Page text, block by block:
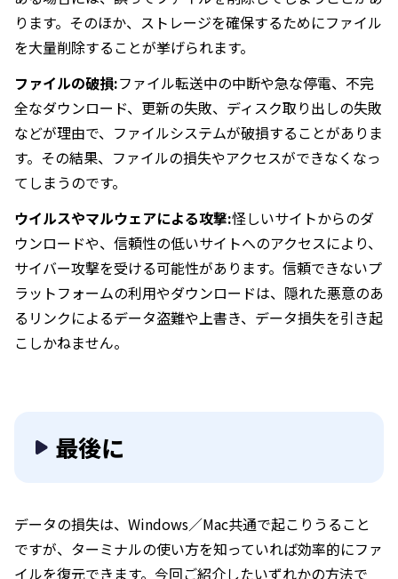
ります。そのほか、ストレージを確保するためにファイル
を大量削除することが挙げられます。
ファイルの破損:ファイル転送中の中断や急な停電、不完
全なダウンロード、更新の失敗、ディスク取り出しの失敗
などが理由で、ファイルシステムが破損することがありま
す。その結果、ファイルの損失やアクセスができなくなっ
てしまうのです。
ウイルスやマルウェアによる攻撃:怪しいサイトからのダ
ウンロードや、信頼性の低いサイトへのアクセスにより、
サイバー攻撃を受ける可能性があります。信頼できないプ
ラットフォームの利用やダウンロードは、隠れた悪意のあ
るリンクによるデータ盗難や上書き、データ損失を引き起
こしかねません。
最後に
データの損失は、Windows／Mac共通で起こりうること
ですが、ターミナルの使い方を知っていれば効率的にファ
イルを復元できます。今回ご紹介したいずれかの方法で